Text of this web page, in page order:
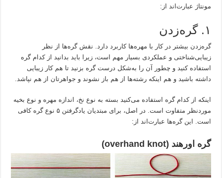
مونتاژ عبارت‌اند از:
۱. گره‌زدن
گره‌زدن بیشتر در کار با مهره‌ها کاربرد دارد. نقش گره‌ها از نظر
زیبایی‌شناختی و عملکردی بسیار مهم است، زیرا باید بدانید از کدام گره
استفاده کنید و چطور آن را به‌شکل درست گره بزنید تا هم کار زیبایی
داشته باشید و هم اینکه رشته‌ها از هم باز نشوند و جواهرتان از هم نپاشد.
اینکه از کدام گره استفاده می‌کنید بسته به نوع نخ، اندازه مهره و نوع بخیه
موردنظر متفاوت است. در اصل، برای مبتدیان یادگرفتن ۵ نوع گره کافی
است. این گره‌ها عبارت‌اند از:
گره اورهند (overhand knot)